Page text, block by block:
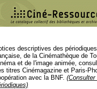
descriptives des
de la Cinémathèque de
et de l'image animée,
titres Cinémagazine et Paris-
avec la BNF.